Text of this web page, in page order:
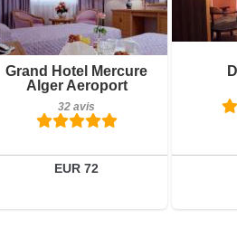
Grand Hotel Mercure
Alger Aeroport
32 avis
EUR 72
Petit-déjeuner inclus
32 avis
Détails
Réserver